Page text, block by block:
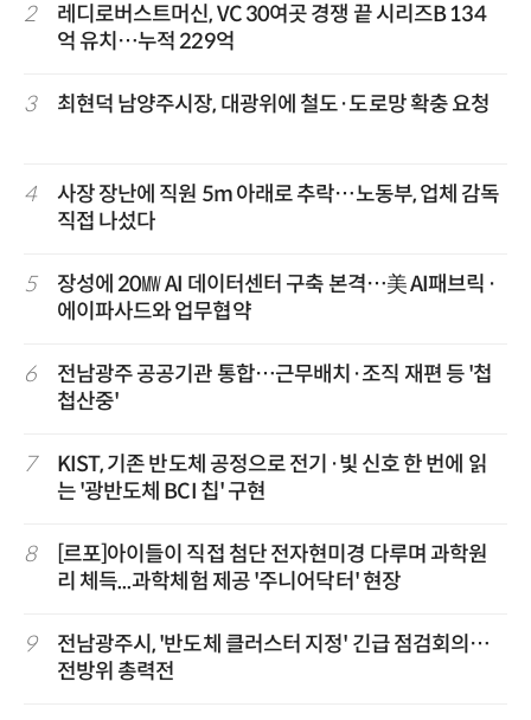
2
레디로버스트머신, VC 30여곳 경쟁 끝 시리즈B 134
억 유치…누적 229억
3 최현덕 남양주시장, 대광위에 철도·도로망 확충 요청
4
사장 장난에 직원 5m 아래로 추락…노동부, 업체 감독
직접 나섰다
5
장성에 20㎿ AI 데이터센터 구축 본격…美 AI패브릭·
에이파사드와 업무협약
6
전남광주 공공기관 통합…근무배치·조직 재편 등 '첩
첩산중'
7
KIST, 기존 반도체 공정으로 전기·빛 신호 한 번에 읽
는 '광반도체 BCI 칩' 구현
8
[르포]아이들이 직접 첨단 전자현미경 다루며 과학원
리 체득...과학체험 제공 '주니어닥터' 현장
9
전남광주시, '반도체 클러스터 지정' 긴급 점검회의…
전방위 총력전